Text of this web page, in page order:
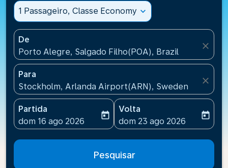
1 Passageiro, Classe Economy expand_more
De
Porto Alegre, Salgado Filho(POA), Brazil
close
Para
Stockholm, Arlanda Airport(ARN), Sweden
close
Partida
fc-booking-departure-date-aria-label
dom 16 ago 2026
today
Volta
fc-booking-return-date-
dom 23 ago 2026
today
Pesquisar